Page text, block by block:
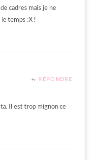
cadres mais je ne
le temps :X !
RÉPONDRE
Il est trop mignon ce